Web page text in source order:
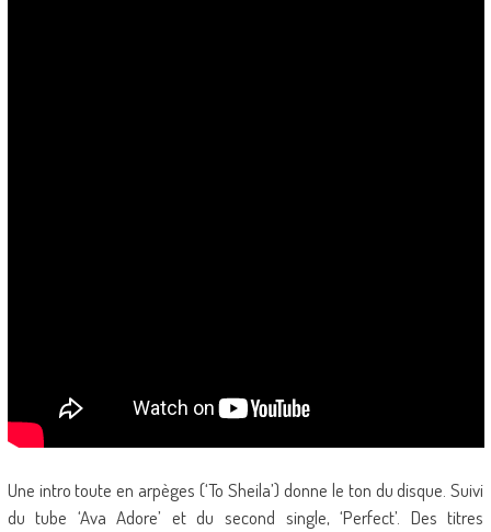
Une intro toute en arpèges (‘To Sheila’) donne le ton du disque. Suivi
du tube ‘Ava Adore’ et du second single, ‘Perfect’. Des titres